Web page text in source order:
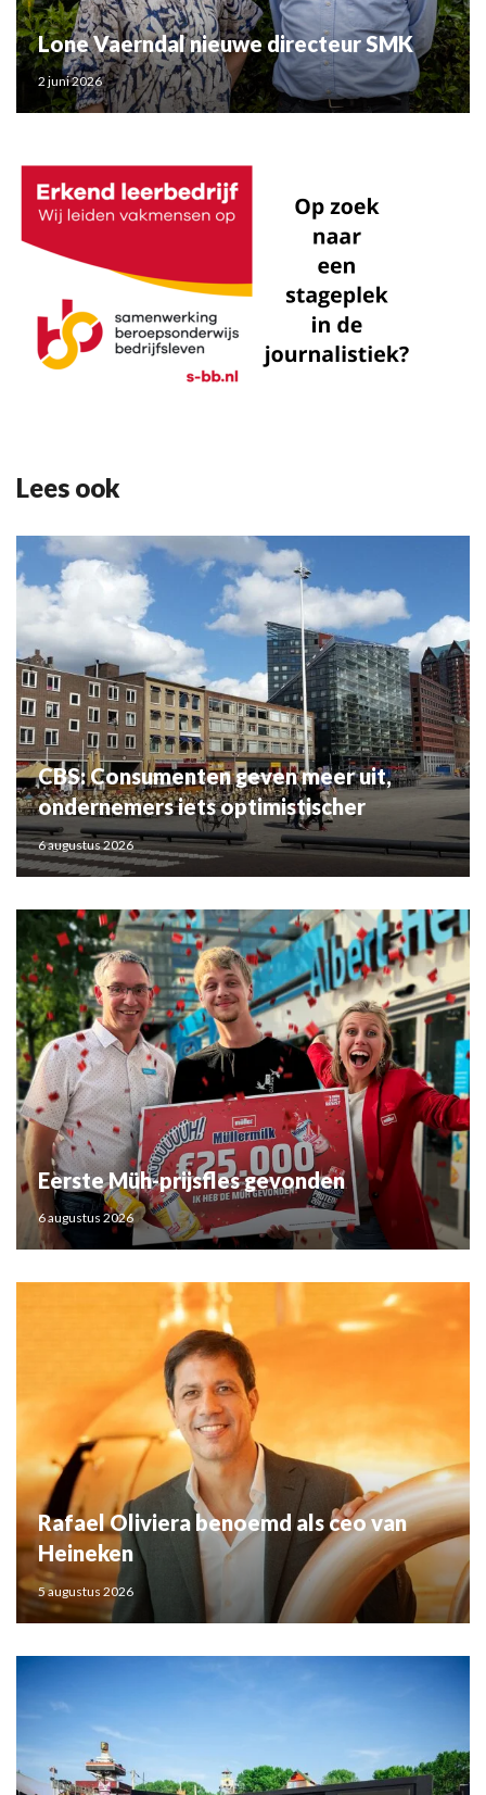
Lone Vaerndal nieuwe directeur SMK
2 juni 2026
Lees ook
CBS: Consumenten geven meer uit,
ondernemers iets optimistischer
6 augustus 2026
Eerste Müh-prijsfles gevonden
6 augustus 2026
Rafael Oliviera benoemd als ceo van
Heineken
5 augustus 2026